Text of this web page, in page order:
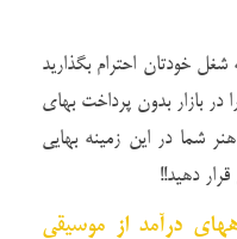
خودتان احترام بگذارید
در بازار بدون پرداخت بهای
شما در این زمینه بهایی
قرار دهید!!
درآمد از موسیقی